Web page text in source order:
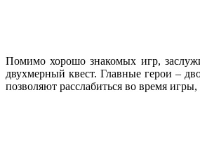
Помимо хорошо знакомых игр,
двухмерный квест. Главные герои –
позволяют расслабиться во время